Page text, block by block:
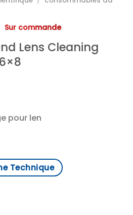
Sur commande
Lens Cleaning
pour len
Technique